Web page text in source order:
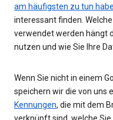
am häufigsten zu tun
interessant finden.
verwendet werden hängt
nutzen und wie Sie Ihre
Wenn Sie nicht in einem
speichern wir die von uns
Kennungen, die mit dem